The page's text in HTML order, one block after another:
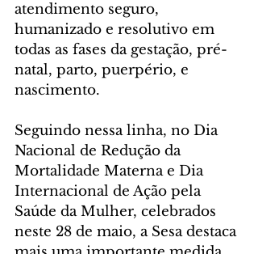
atendimento seguro,
humanizado e resolutivo em
todas as fases da gestação, pré-
natal, parto, puerpério, e
nascimento.
Seguindo nessa linha, no Dia
Nacional de Redução da
Mortalidade Materna e Dia
Internacional de Ação pela
Saúde da Mulher, celebrados
neste 28 de maio, a Sesa destaca